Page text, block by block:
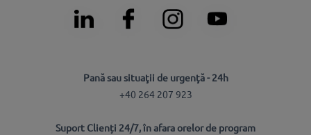
Pană sau situaţii de urgenţă - 24h
+40 264 207 923
Suport Clienți 24/7, în afara orelor de program